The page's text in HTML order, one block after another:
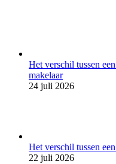
Het verschil tussen
makelaar
24 juli 2026
Het verschil tussen
22 juli 2026